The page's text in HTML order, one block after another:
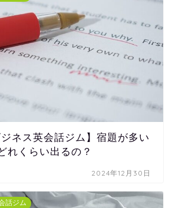
ジネス英会話ジム】宿題が多い
れくらい出るの？
2024年12月30日
話ジム